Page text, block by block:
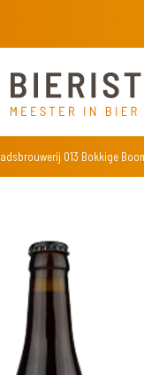
013 Bokkige